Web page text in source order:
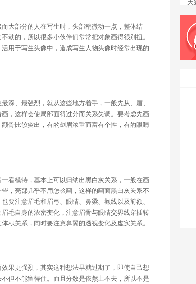
大部分的人在写生时，头部稍微动一点，整体结
动的，所以很多小伙伴们常常把对象画得很别扭。
用于写生头像中，造成写生人物头像时经常出现的
深、最强烈，就从这些地方着手，一般先从、眉、
，这样会使局部面得过分而关系失调。要考虑先画
骨比较突出，有的剑眉浓重而富有个性，有的眼睛
看模特，基本上可以归纳出黑白灰关系，一般在画
，亮部几乎不用怎么画，这样的画面黑白灰关系不
要注意眉毛和眉弓、眼睛、鼻梁、颧线以及前额、
毛自身的浓密变化，注意眉骨与眼睛交界线穿插转
积关系，同时要注意鼻翼的透视变化及虚实关系。
果更强烈，其实这种想法早就过期了，即使自己想
但不能留得住。而且分数是依然上不去，所以不是
天
学